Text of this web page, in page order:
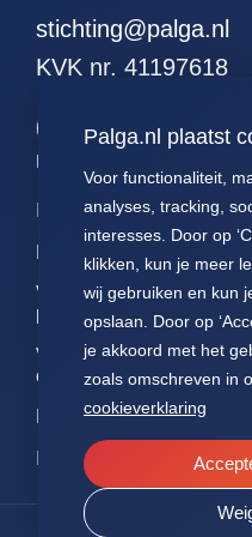
Palga.nl plaatst
Voor functionaliteit,
analyses, tracking,
interesses. Door op
klikken, kun je meer
wij gebruiken en kun
opslaan. Door op
je akkoord met het
zoals omschreven in
cookieverklaring
stichting@palga.nl
KVK nr. 41197618
Palga links
Impact
Data
Voor
pathologen
Voor
onderzoekers
NEN7510
ISO27001
Over
FAQ